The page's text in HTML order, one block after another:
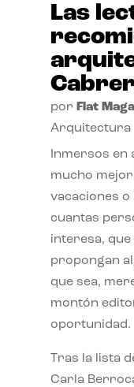
Las
por Flat
Arquitectura
Inmersos
mucho
vacaciones o
cuantas
interesa, que
propongan
que sea,
montón
oportunidad.
Tras la lista
Carla